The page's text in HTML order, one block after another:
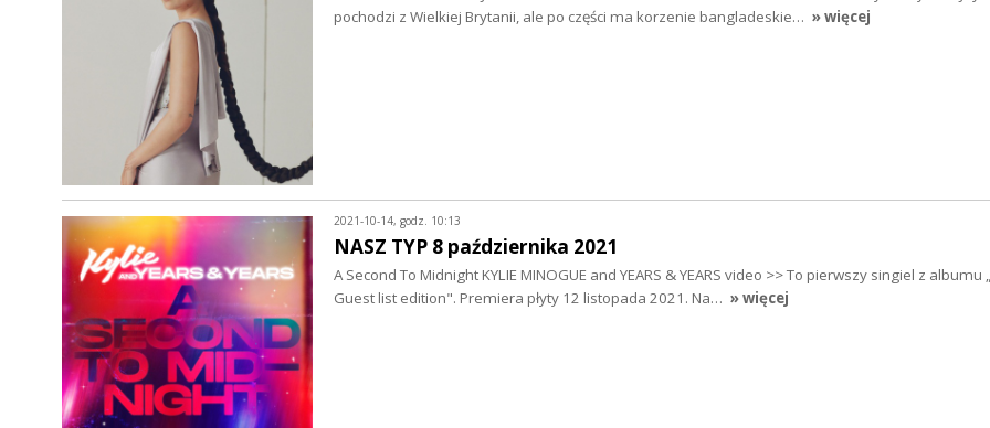
pochodzi z Wielkiej Brytanii, ale po części ma korzenie bangladeskie… » więcej
2021-10-14, godz. 10:13
NASZ TYP 8 października 2021
A Second To Midnight KYLIE MINOGUE and YEARS & YEARS video >> To pierwszy singiel z albumu
Guest list edition". Premiera płyty 12 listopada 2021. Na… » więcej